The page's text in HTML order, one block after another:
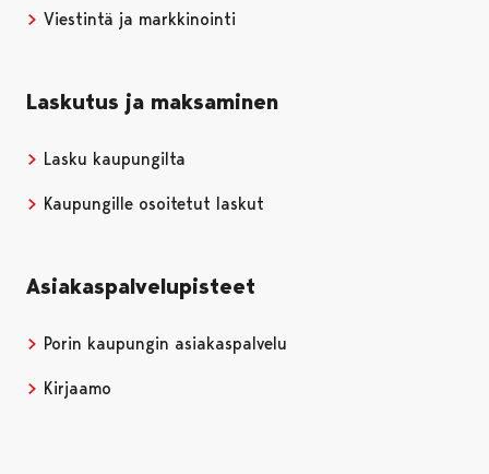
Viestintä ja markkinointi
Laskutus ja maksaminen
Lasku kaupungilta
Kaupungille osoitetut laskut
Asiakaspalvelupisteet
Porin kaupungin asiakaspalvelu
Kirjaamo